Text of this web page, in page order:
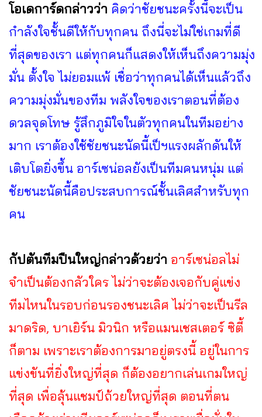
โอเดการ์ดกล่าวว่า คิดว่าชัยชนะครั้งนี้จะเป็น
กำลังใจชั้นดีให้กับทุกคน ถึงนี่จะไม่ใช่เกมที่ดี
ที่สุดของเรา แต่ทุกคนก็แสดงให้เห็นถึงความมุ่ง
มั่น ตั้งใจ ไม่ยอมแพ้ เชื่อว่าทุกคนได้เห็นแล้วถึง
ความมุ่งมั่นของทีม พลังใจของเราตอนที่ต้อง
ดวลจุดโทษ รู้สึกภูมิใจในตัวทุกคนในทีมอย่าง
มาก เราต้องใช้ชัยชนะนัดนี้เป็ฯแรงผลักดันให้
เติบโตยิ่งขึ้น อาร์เซน่อลยังเป็นทีมคนหนุ่ม แต่
ชัยชนะนัดนี้คือประสบการณ์ชั้นเลิศสำหรับทุก
คน
กัปตันทีมปืนใหญ่กล่าวด้วยว่า อาร์เซน่อลไม่
จำเป็นต้องกลัวใคร ไม่ว่าจะต้องเจอกับคู่แข่ง
ทีมไหนในรอบก่อนรองชนะเลิศ ไม่ว่าจะเป็นรีล
มาดริด, บาเยิร์น มิวนิก หรือแมนเชสเตอร์ ซิตี้
ก็ตาม เพราะเราต้องการมาอยู่ตรงนี้ อยู่ในการ
แข่งขันที่ยิ่งใหญ่ที่สุด ก็ต้องอยากเล่นเกมใหญ่
ที่สุด เพื่อลุ้นแชมป์ถ้วยใหญ่ที่สุด ตอนที่ตน